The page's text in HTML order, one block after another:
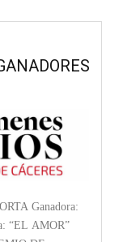
Ganadora:
“EL AMOR”